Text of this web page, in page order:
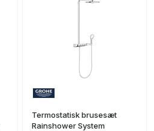
Termostatisk brusesæt
Rainshower System